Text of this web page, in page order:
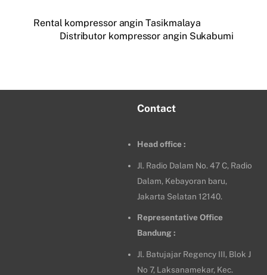
Rental kompressor angin Tasikmalaya
Distributor kompressor angin Sukabumi
Contact
Head office :
Jl. Radio Dalam No. 47 C, Radio
Dalam, Kebayoran baru,
Jakarta Selatan 12140.
Representative Office
Bandung :
Jl. Batujajar Regency III, Blok J
No 7, Laksanamekar, Kec.